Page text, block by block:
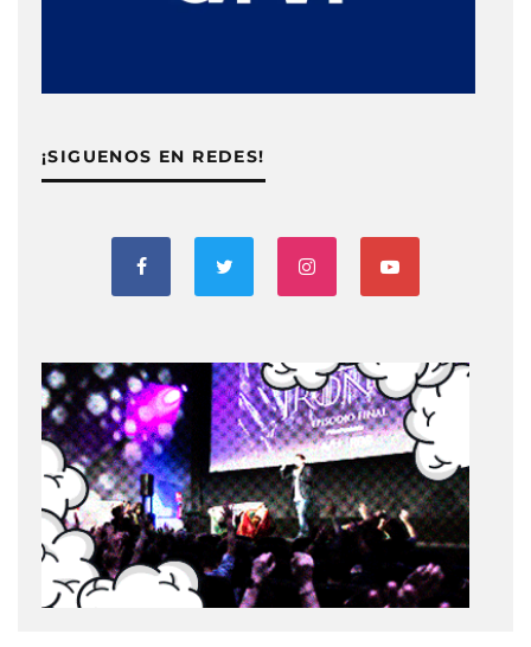
¡SIGUENOS EN REDES!